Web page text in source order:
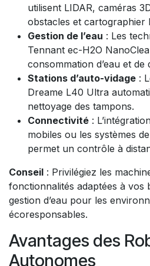
utilisent LIDAR, caméras
obstacles et cartographier
Gestion de l’eau : Les
Tennant ec-H2O
consommation d’eau et de
Stations d’auto-vidage :
Dreame L40 Ultra
nettoyage des tampons.
Connectivité :
mobiles ou les systèmes
permet un contrôle à
Conseil : Privilégiez les
fonctionnalités adaptées à vos
gestion d’eau pour les
écoresponsables.
Avantages des
Autonomes